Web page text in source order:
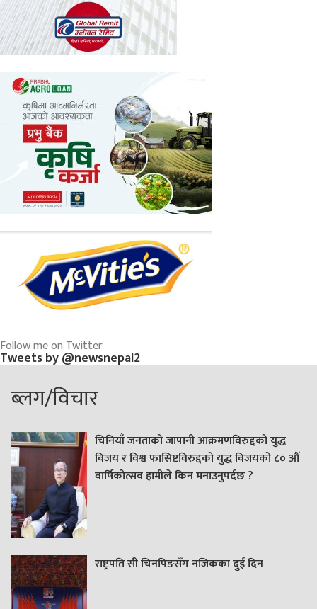
Follow me on Twitter
Tweets by @newsnepal2
ब्लग/विचार
चिनियाँ जनताको जापानी आक्रमणविरुद्दको युद्ध
विजय र विश्व फासिष्टविरुद्दको युद्ध विजयको ८० औं
वार्षिकोत्सव हामीले किन मनाउनुपर्दछ ?
राष्ट्रपति सी चिनपिङसँग नजिकका दुई दिन